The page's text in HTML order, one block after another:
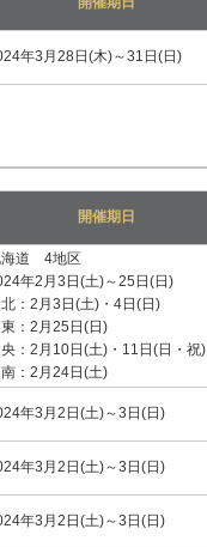
年3月28日(木)～31日(日)
開催期日
海道 4地区
年2月3日(土)～25日(日)
：2月3日(土)・4日(日)
：2月25日(日)
：2月10日(土)・11日(日・祝)
：2月24日(土)
年3月2日(土)～3日(日)
年3月2日(土)～3日(日)
年3月2日(土)～3日(日)